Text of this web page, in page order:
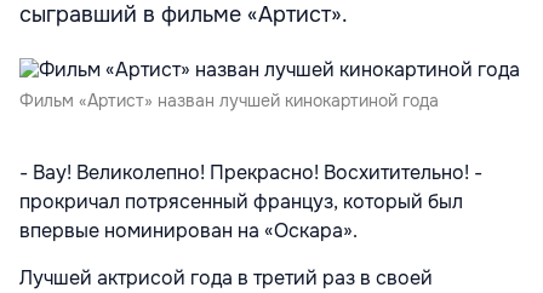
сыгравший в фильме «Артист».
Фильм «Артист» назван лучшей кинокартиной года
- Вау! Великолепно! Прекрасно! Восхитительно! -
прокричал потрясенный француз, который был
впервые номинирован на «Оскара».
Лучшей актрисой года в третий раз в своей